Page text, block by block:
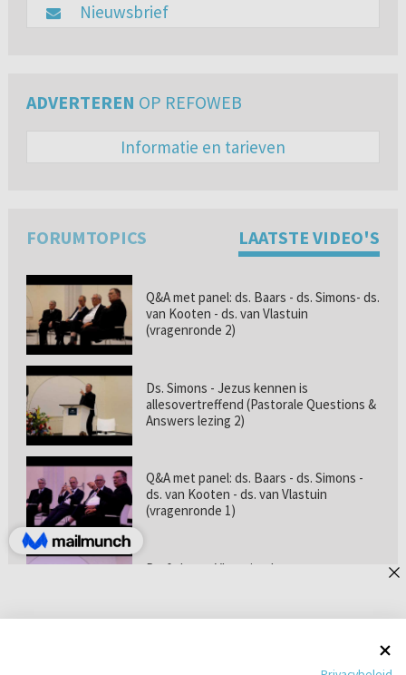
Nieuwsbrief
ADVERTEREN OP REFOWEB
Informatie en tarieven
FORUMTOPICS LAATSTE VIDEO'S
Q&A met panel: ds. Baars - ds. Simons- ds.
van Kooten - ds. van Vlastuin
(vragenronde 2)
Ds. Simons - Jezus kennen is
allesovertreffend (Pastorale Questions &
Answers lezing 2)
Q&A met panel: ds. Baars - ds. Simons -
ds. van Kooten - ds. van Vlastuin
(vragenronde 1)
Prof. dr. van Vlastuin - Is